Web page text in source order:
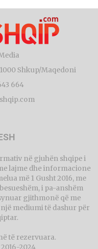
Shkup/Maqedoni
664
në gjuhën shqipe i
lajme dhe informacione
më 1 Gusht 2016, me
i pa-anshëm
gjithmonë që me
mediumi të dashur për
të rezervuara.
2024